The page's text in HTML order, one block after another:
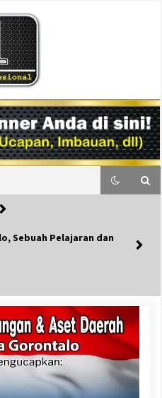
DM1
Sebuah Pelajaran dan